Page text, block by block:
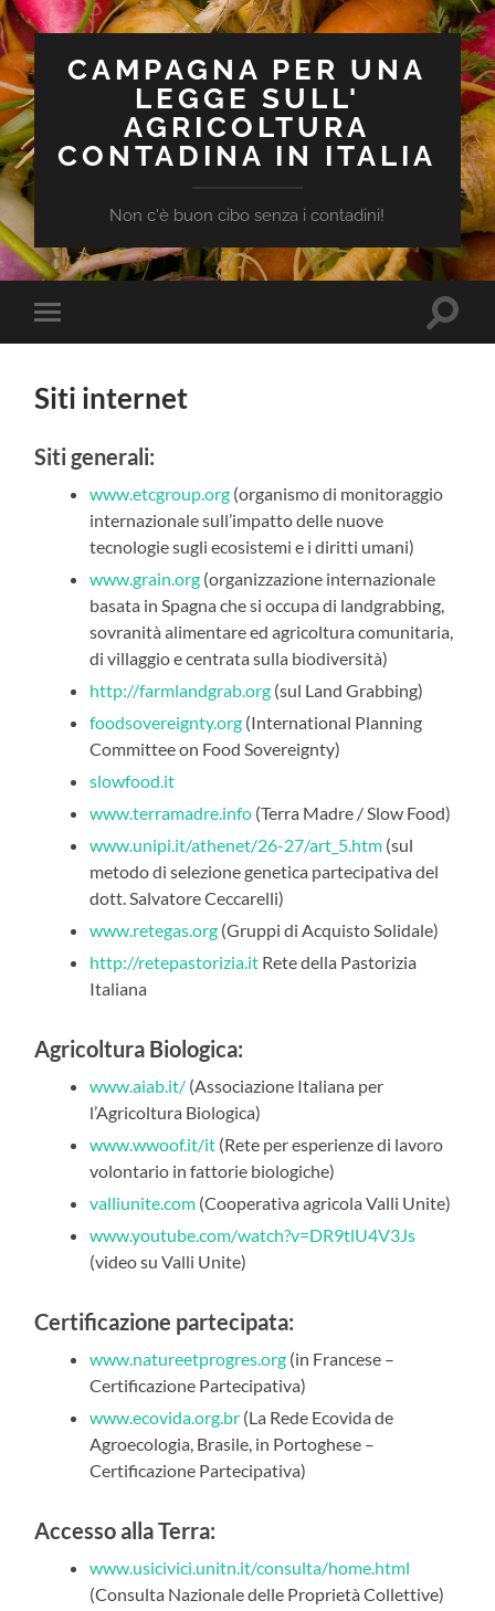
CAMPAGNA PER UNA
LEGGE SULL'
AGRICOLTURA
CONTADINA IN ITALIA
Non c'è buon cibo senza i contadini!
Attiva/disattiva
il
sui
dispositivi
Siti internet
Siti generali:
www.etcgroup.org (organismo di monitoraggio
internazionale sull’impatto delle nuove
tecnologie sugli ecosistemi e i diritti umani)
www.grain.org (organizzazione internazionale
basata in Spagna che si occupa di landgrabbing,
sovranità alimentare ed agricoltura comunitaria,
di villaggio e centrata sulla biodiversità)
http://farmlandgrab.org (sul Land Grabbing)
foodsovereignty.org (International Planning
Committee on Food Sovereignty)
slowfood.it
www.terramadre.info (Terra Madre / Slow Food)
www.unipi.it/athenet/26-27/art_5.htm (sul
metodo di selezione genetica partecipativa del
dott. Salvatore Ceccarelli)
www.retegas.org (Gruppi di Acquisto Solidale)
http://retepastorizia.it Rete della Pastorizia
Italiana
Agricoltura Biologica:
www.aiab.it/ (Associazione Italiana per
l’Agricoltura Biologica)
www.wwoof.it/it (Rete per esperienze di lavoro
volontario in fattorie biologiche)
valliunite.com (Cooperativa agricola Valli Unite)
www.youtube.com/watch?v=DR9tlU4V3Js
(video su Valli Unite)
Certificazione partecipata:
www.natureetprogres.org (in Francese –
Certificazione Partecipativa)
www.ecovida.org.br (La Rede Ecovida de
Agroecologia, Brasile, in Portoghese –
Certificazione Partecipativa)
Accesso alla Terra:
www.usicivici.unitn.it/consulta/home.html
(Consulta Nazionale delle Proprietà Collettive)